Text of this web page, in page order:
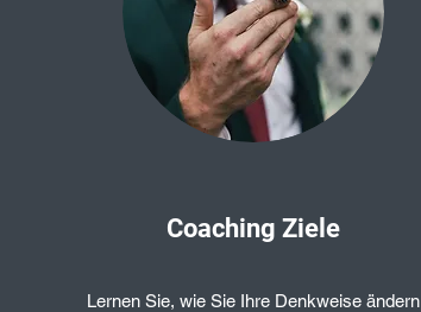
Coaching Ziele
Lernen Sie, wie Sie Ihre Denkweise ändern